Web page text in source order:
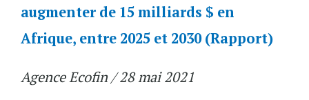
augmenter de 15 milliards $ en
Afrique, entre 2025 et 2030 (Rapport)
Agence Ecofin / 28 mai 2021